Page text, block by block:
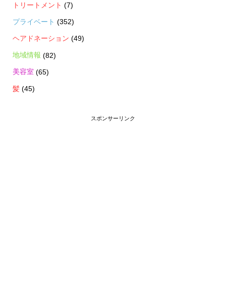
トリートメント (7)
プライベート (352)
ヘアドネーション (49)
地域情報 (82)
美容室 (65)
髪(45)
スポンサーリンク